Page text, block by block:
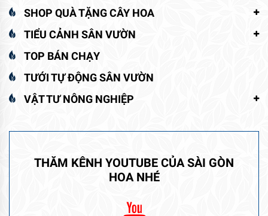
SHOP QUÀ TẶNG CÂY HOA
TIỂU CẢNH SÂN VƯỜN
TOP BÁN CHẠY
TƯỚI TỰ ĐỘNG SÂN VƯỜN
VẬT TƯ NÔNG NGHIỆP
THĂM KÊNH YOUTUBE CỦA SÀI GÒN
HOA NHÉ